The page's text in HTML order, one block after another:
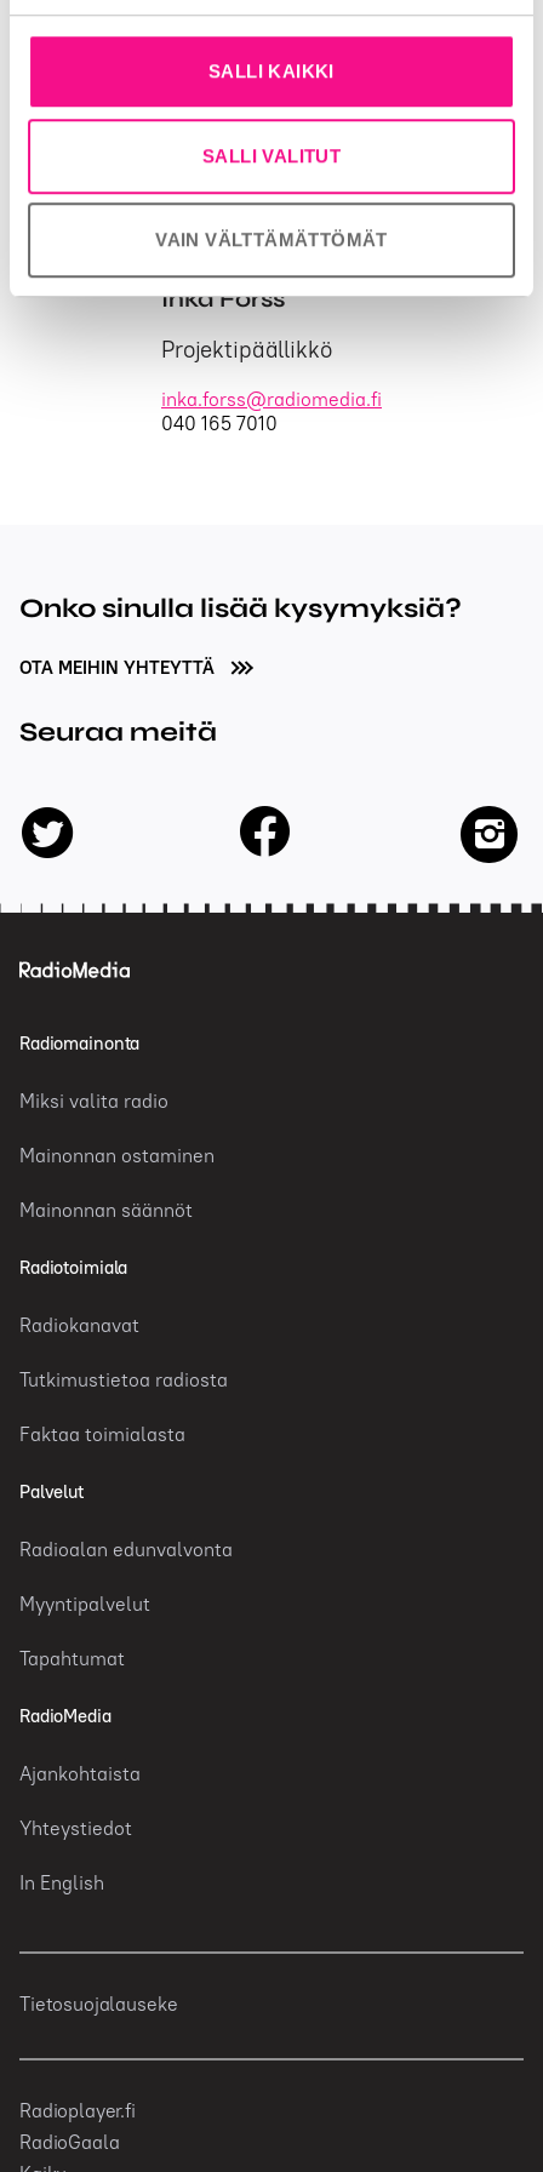
SALLI KAIKKI
SALLI VALITUT
VAIN VÄLTTÄMÄTTÖMÄT
Vuosi 2015 oli kaupallisen radion kaikkien aikojen
ennätysvuosi. Kasvua kertyi 3,1,% ja radiomainontaa
radiokanavia kuuntelee viikoittain 3,7 miljoonaa
suomalaista. Lisätietoja:www.radiomedia.fi
Inka Forss
Projektipäällikkö
inka.forss@radiomedia.fi
040 165 7010
Onko sinulla lisää kysymyksiä?
OTA MEIHIN YHTEYTTÄ
Seuraa meitä
twitter facebook
Radiomainonta
Miksi valita radio
Mainonnan ostaminen
Mainonnan säännöt
Radiotoimiala
Radiokanavat
Tutkimustietoa radiosta
Faktaa toimialasta
Palvelut
Radioalan edunvalvonta
Myyntipalvelut
Tapahtumat
RadioMedia
Ajankohtaista
Yhteystiedot
In English
Tietosuojalauseke
Radioplayer.fi
RadioGaala